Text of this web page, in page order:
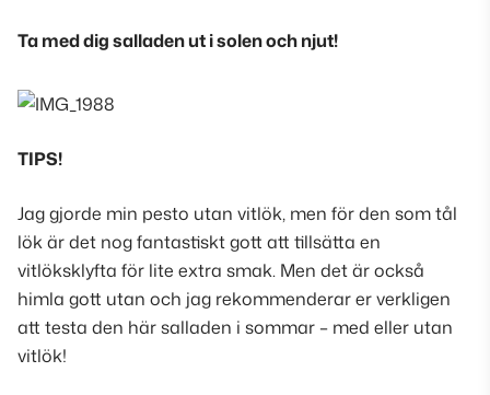
Ta med dig salladen ut i solen och njut!
TIPS!
Jag gjorde min pesto utan vitlök, men för den som tål
lök är det nog fantastiskt gott att tillsätta en
vitlöksklyfta för lite extra smak. Men det är också
himla gott utan och jag rekommenderar er verkligen
att testa den här salladen i sommar – med eller utan
vitlök!